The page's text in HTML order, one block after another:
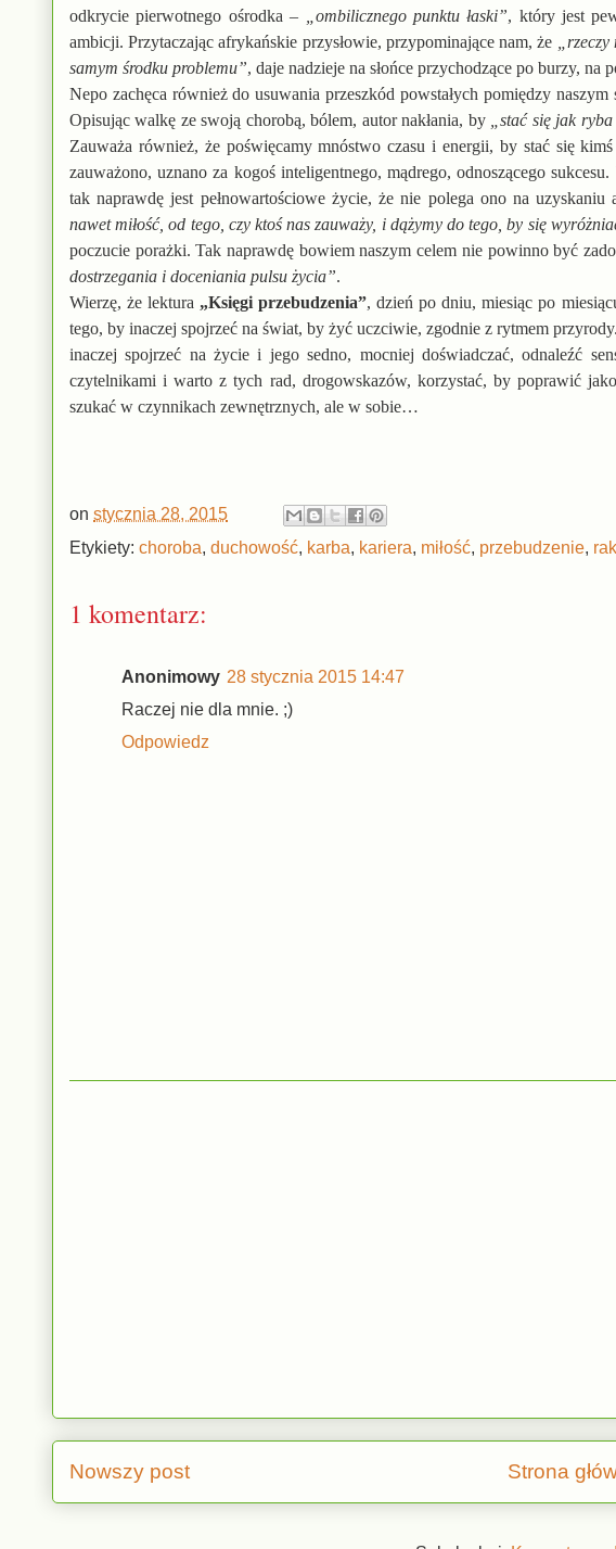
odkrycie pierwotnego ośrodka –
„ombilicznego punktu łaski”, który jest
ambicji. Przytaczając afrykańskie przysłowie, przypominające nam, że
samym środku problemu”, daje nadzieje na słońce przychodzące po burzy,
Nepo zachęca również do usuwania przeszkód powstałych pomiędzy
Opisując walkę ze swoją chorobą, bólem, autor nakłania, by
„stać się jak
Zauważa również, że poświęcamy mnóstwo czasu i energii, by stać się
zauważono, uznano za kogoś inteligentnego, mądrego, odnoszącego
tak naprawdę jest pełnowartościowe życie, że nie polega ono na uzyskaniu
nawet miłość, od tego, czy ktoś nas zauważy, i dążymy do tego, by się
poczucie porażki. Tak naprawdę bowiem naszym celem nie powinno być
dostrzegania i doceniania pulsu życia”.
Wierzę, że lektura „Księgi przebudzenia”, dzień po dniu, miesiąc po
tego, by inaczej spojrzeć na świat, by żyć uczciwie, zgodnie z rytmem
inaczej spojrzeć na życie i jego sedno, mocniej doświadczać, odnaleźć
czytelnikami i warto z tych rad, drogowskazów, korzystać, by poprawić
szukać w czynnikach zewnętrznych, ale w sobie…
on stycznia 28, 2015
Etykiety: choroba, duchowość, karba, kariera, miłość, przebudzenie, rak
1 komentarz:
Anonimowy 28 stycznia 2015 14:47
Raczej nie dla mnie. ;)
Odpowiedz
Nowszy post Strona